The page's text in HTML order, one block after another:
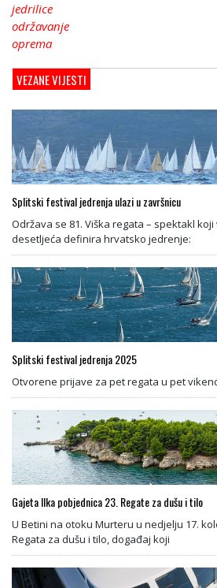
jedrilice
održavanje
oprema
VEZANE VIJESTI
Splitski festival jedrenja ulazi u završnicu
Održava se 81. Viška regata – spektakl
desetljeća definira hrvatsko jedrenje:
Splitski festival jedrenja 2025
Otvorene prijave za pet regata u pet
Gajeta Ilka pobjednica 23. Regate za dušu i tilo
U Betini na otoku Murteru u nedjelju 17.
Regata za dušu i tilo, događaj koji